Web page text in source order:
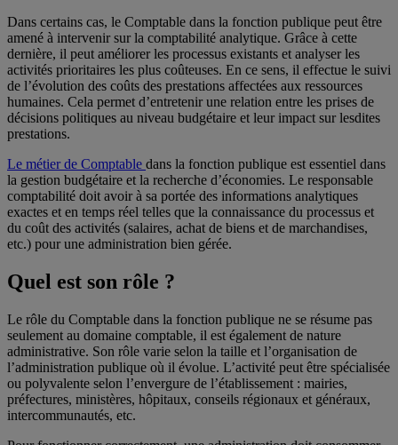
Dans certains cas, le Comptable dans la fonction publique peut être
amené à intervenir sur la comptabilité analytique. Grâce à cette
dernière, il peut améliorer les processus existants et analyser les
activités prioritaires les plus coûteuses. En ce sens, il effectue le suivi
de l’évolution des coûts des prestations affectées aux ressources
humaines. Cela permet d’entretenir une relation entre les prises de
décisions politiques au niveau budgétaire et leur impact sur lesdites
prestations.
Le métier de Comptable dans la fonction publique est essentiel dans
la gestion budgétaire et la recherche d’économies. Le responsable
comptabilité doit avoir à sa portée des informations analytiques
exactes et en temps réel telles que la connaissance du processus et
du coût des activités (salaires, achat de biens et de marchandises,
etc.) pour une administration bien gérée.
Quel est son rôle ?
Le rôle du Comptable dans la fonction publique ne se résume pas
seulement au domaine comptable, il est également de nature
administrative. Son rôle varie selon la taille et l’organisation de
l’administration publique où il évolue. L’activité peut être spécialisée
ou polyvalente selon l’envergure de l’établissement : mairies,
préfectures, ministères, hôpitaux, conseils régionaux et généraux,
intercommunautés, etc.